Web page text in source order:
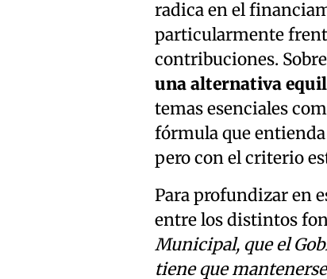
radica en el
particularmente
contribuciones.
una alternativa
temas esenciales
fórmula que entienda
pero con el criterio
Para profundizar en
entre los distintos
Municipal, que el
tiene que